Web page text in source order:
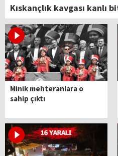
Kıskançlık kavgası kanlı
Minik mehteranlara o
sahip çıktı